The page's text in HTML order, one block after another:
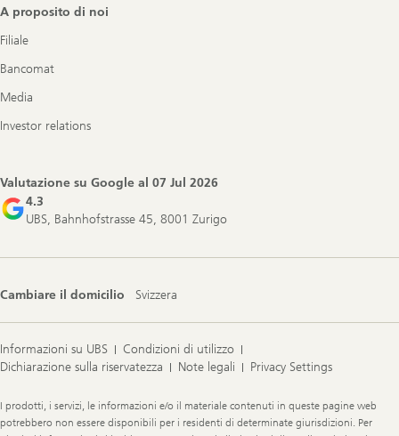
A proposito di noi
Filiale
Bancomat
Media
Investor relations
Valutazione su Google al 07 Jul 2026
4.3
UBS, Bahnhofstrasse 45, 8001 Zurigo
Cambiare il domicilio Svizzera
Informazioni su UBS
Condizioni di utilizzo
Dichiarazione sulla riservatezza
Note legali Privacy Settings
Legal
Information
I prodotti, i servizi, le informazioni e/o il materiale contenuti in queste pagine web
potrebbero non essere disponibili per i residenti di determinate giurisdizioni. Per